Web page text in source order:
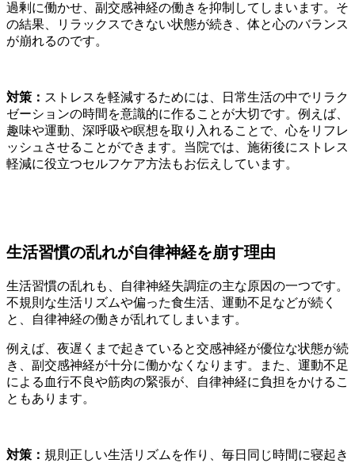
過剰に働かせ、副交感神経の働きを抑制してしまいます。そ
の結果、リラックスできない状態が続き、体と心のバランス
が崩れるのです。
対策： ストレスを軽減するためには、日常生活の中でリラク
ゼーションの時間を意識的に作ることが大切です。例えば、
趣味や運動、深呼吸や瞑想を取り入れることで、心をリフレ
ッシュさせることができます。当院では、施術後にストレス
軽減に役立つセルフケア方法もお伝えしています。
生活習慣の乱れが自律神経を崩す理由
生活習慣の乱れも、自律神経失調症の主な原因の一つです。
不規則な生活リズムや偏った食生活、運動不足などが続く
と、自律神経の働きが乱れてしまいます。
例えば、夜遅くまで起きていると交感神経が優位な状態が続
き、副交感神経が十分に働かなくなります。また、運動不足
による血行不良や筋肉の緊張が、自律神経に負担をかけるこ
ともあります。
対策： 規則正しい生活リズムを作り、毎日同じ時間に寝起き